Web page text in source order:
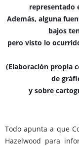
representado
Además, alguna
bajos
pero visto lo
(Elaboración propia
de
y sobre
Todo apunta a que
Hazelwood para